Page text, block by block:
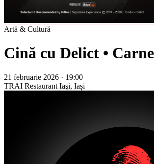
Artă & Cultură
Cină cu Delict •
21 februarie 2026 · 19:00
TRAI Restaurant Iaşi, Iași